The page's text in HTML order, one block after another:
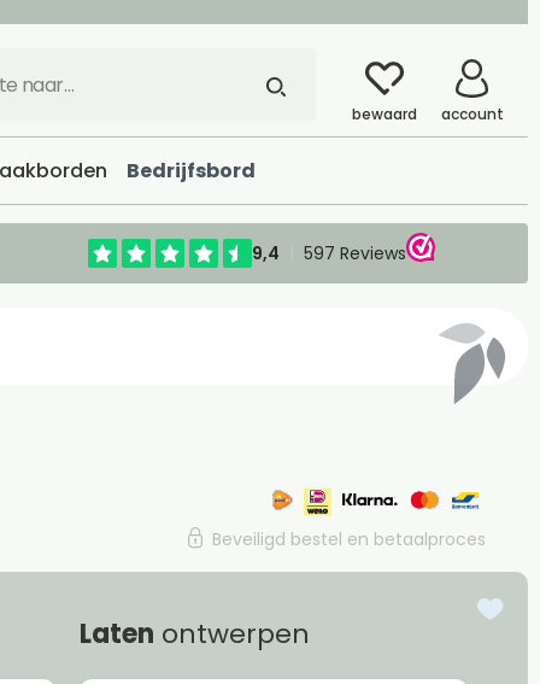
bewaard account
Bedrijfsbord
Beveiligd bestel en betaalproces
Laten ontwerpen